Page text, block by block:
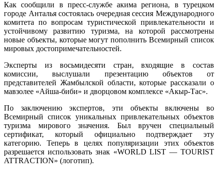
Как сообщили в пресс-службе акима региона, в турецком
городе Анталья состоялась очередная сессия Международного
комитета по вопросам туристической привлекательности и
устойчивому развитию туризма, на которой рассмотрены
новые объекты, которые могут пополнить Всемирный список
мировых достопримечательностей.
Эксперты из восьмидесяти стран, входящие в состав
комиссии, выслушали презентацию объектов от
представителей Жамбылской области, которые рассказали о
мавзолее «Айша-биби» и дворцовом комплексе «Акыр-Тас».
По заключению экспертов, эти объекты включены во
Всемирный список уникальных привлекательных объектов
туризма мирового значения. Был вручен специальный
сертификат, который официально подтверждает эту
категорию. Теперь в целях популяризации этих объектов
разрешается использовать знак «WORLD LIST — TOURIST
ATTRACTION» (логотип).